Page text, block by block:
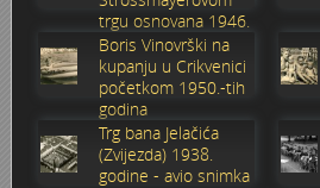
Stoljetna poplava 1939.
Tvornica potkivačkih čavala
Boksački klub Velebit
Bijelo dugme
Banija - poplava 4. 12. 1966.
Mala scena 1987. - Le
Mala scena Hrvatskog doma
Marina Perazić, Davor
Zavjet Petra Grgeca - 1998.
Škola plivanja Patkica
Mimohod 23. kolovoza 1995.
Ekonomska škola - ratne
Dubravko Halovanić -
Frizerski salon Gerber
Gimnazijska i Ekonomska
INKASATOR
trgu osnovana 1946.
godine
Boris Vinovrški na
kupanju u Crikvenici
početkom 1950.-tih
godina
Trg bana Jelačića
(Zvijezda) 1938.
godine - avio snimka